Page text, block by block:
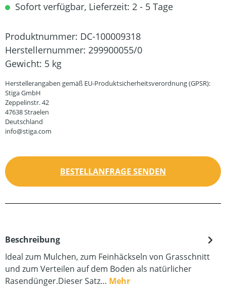
Sofort verfügbar, Lieferzeit: 2 - 5 Tage
Produktnummer: DC-100009318
Herstellernummer: 299900055/0
Gewicht: 5 kg
Herstellerangaben gemäß EU-Produktsicherheitsverordnung (GPSR):
Stiga GmbH
Zeppelinstr. 42
47638 Straelen
Deutschland
info@stiga.com
BESTELLANFRAGE SENDEN
Beschreibung
Ideal zum Mulchen, zum Feinhäckseln von Grasschnitt
und zum Verteilen auf dem Boden als natürlicher
Rasendünger.Dieser Satz… Mehr